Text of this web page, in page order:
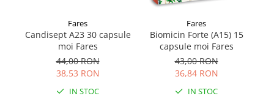
Fares
Candisept A23 30 capsule
moi Fares
44,00 RON
38,53 RON
IN STOC
Fares
Biomicin Forte (A15) 15
capsule moi Fares
43,00 RON
36,84 RON
IN STOC